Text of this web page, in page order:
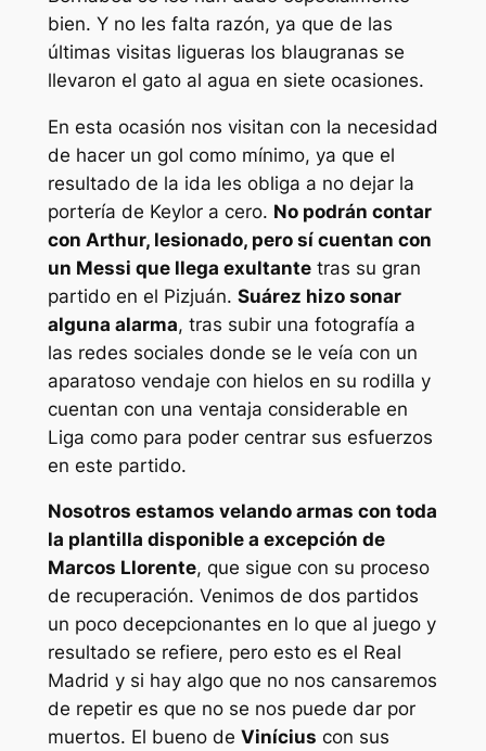
bien. Y no les falta razón, ya que de las
últimas visitas ligueras los blaugranas se
llevaron el gato al agua en siete ocasiones.
En esta ocasión nos visitan con la necesidad
de hacer un gol como mínimo, ya que el
resultado de la ida les obliga a no dejar la
portería de Keylor a cero. No podrán contar
con Arthur, lesionado, pero sí cuentan con
un Messi que llega exultantetras su gran
partido en el Pizjuán. Suárez hizo sonar
alguna alarma, tras subir una fotografía a
las redes sociales donde se le veía con un
aparatoso vendaje con hielos en su rodilla y
cuentan con una ventaja considerable en
Liga como para poder centrar sus esfuerzos
en este partido.
Nosotros estamos velando armas con toda
la plantilla disponible a excepción de
Marcos Llorente, que sigue con su proceso
de recuperación. Venimos de dos partidos
un poco decepcionantes en lo que al juego y
resultado se refiere, pero esto es el Real
Madrid y si hay algo que no nos cansaremos
de repetir es que no se nos puede dar por
muertos. El bueno de Vinícius con sus